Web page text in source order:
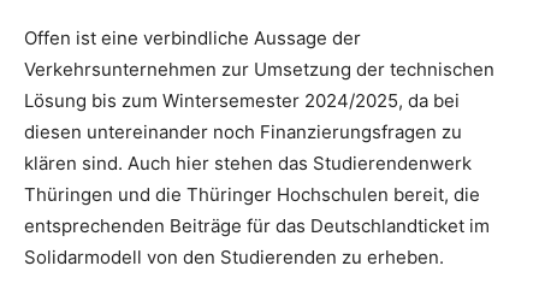
Offen ist eine verbindliche Aussage der
Verkehrsunternehmen zur Umsetzung der technischen
Lösung bis zum Wintersemester 2024/2025, da bei
diesen untereinander noch Finanzierungsfragen zu
klären sind. Auch hier stehen das Studierendenwerk
Thüringen und die Thüringer Hochschulen bereit, die
entsprechenden Beiträge für das Deutschlandticket im
Solidarmodell von den Studierenden zu erheben.